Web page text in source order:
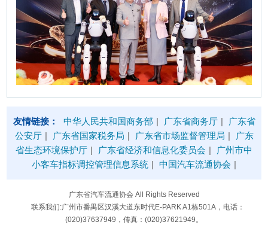
友情链接： 中华人民共和国商务部 | 广东省商务厅 |
广东省
公安厅 | 广东省国家税务局 | 广东省市场监督管理局 |
广东
省生态环境保护厅 | 广东省经济和信息化委员会 |
广州市中
小客车指标调控管理信息系统 | 中国汽车流通协会 |
广东省汽车流通协会 All Rights Reserved
联系我们:广州市番禺区汉溪大道东时代E-PARK A1栋501A，电话：
(020)37637949，传真：(020)37621949。